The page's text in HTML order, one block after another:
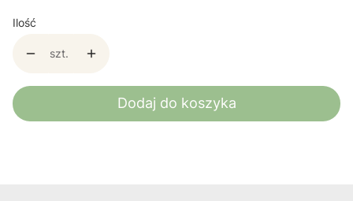
Ilość
szt.
Dodaj do koszyka